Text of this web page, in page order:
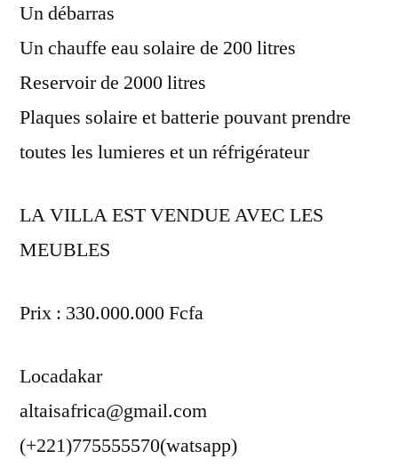
Un débarras
Un chauffe eau solaire de 200 litres
Reservoir de 2000 litres
Plaques solaire et batterie pouvant prendre
toutes les lumieres et un réfrigérateur
LA VILLA EST VENDUE AVEC LES
MEUBLES
Prix : 330.000.000 Fcfa
Locadakar
altaisafrica@gmail.com
(+221)775555570(watsapp)